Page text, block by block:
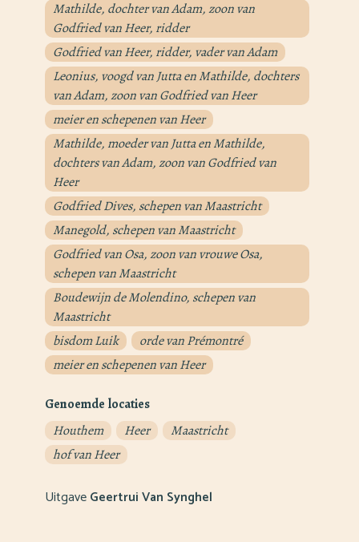
Mathilde, dochter van Adam, zoon van
Godfried van Heer, ridder
Godfried van Heer, ridder, vader van Adam
Leonius, voogd van Jutta en Mathilde, dochters
van Adam, zoon van Godfried van Heer
meier en schepenen van Heer
Mathilde, moeder van Jutta en Mathilde,
dochters van Adam, zoon van Godfried van
Heer
Godfried Dives, schepen van Maastricht
Manegold, schepen van Maastricht
Godfried van Osa, zoon van vrouwe Osa,
schepen van Maastricht
Boudewijn de Molendino, schepen van
Maastricht
bisdom Luik
orde van Prémontré
meier en schepenen van Heer
Genoemde locaties
Houthem
Heer
Maastricht
hof van Heer
UitgaveGeertrui Van Synghel